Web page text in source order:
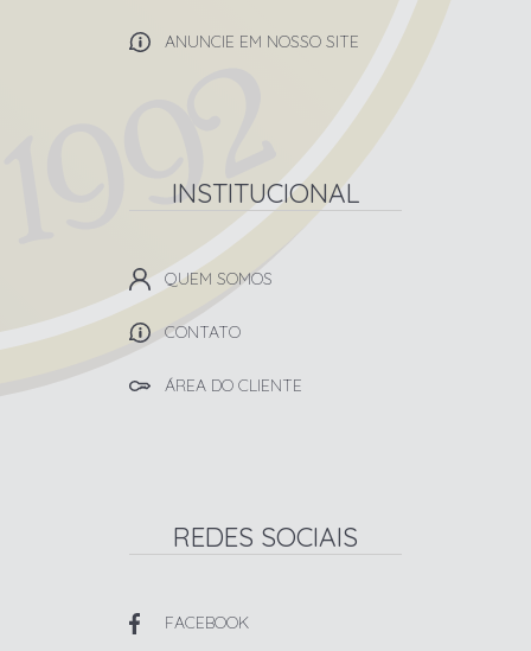
ANUNCIE EM NOSSO SITE
INSTITUCIONAL
QUEM SOMOS
CONTATO
ÁREA DO CLIENTE
REDES SOCIAIS
FACEBOOK